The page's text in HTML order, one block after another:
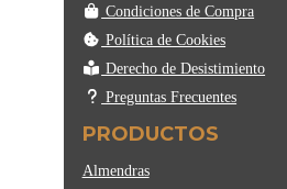
Condiciones de Compra
Política de Cookies
Derecho de Desistimiento
Preguntas Frecuentes
PRODUCTOS
Almendras